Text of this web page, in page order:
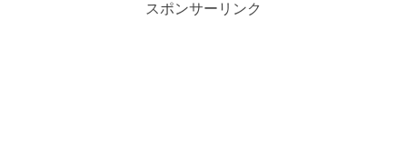
スポンサーリンク